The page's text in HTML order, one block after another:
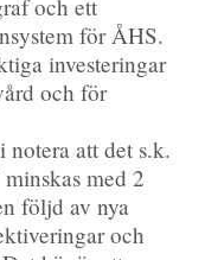
och ett
för ÅHS.
investeringar
och för
att det s.k.
med 2
följd av nya
och